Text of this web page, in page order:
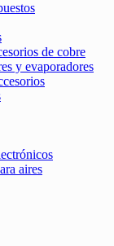
de cobre
y evaporadores
aires